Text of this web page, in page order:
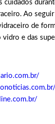
cuidados
Ao
de
e das